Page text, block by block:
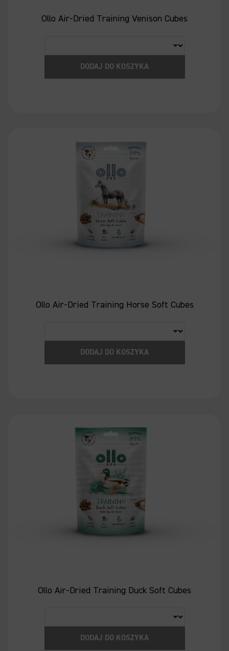
Ollo Air-Dried Training Venison Cubes
DODAJ DO KOSZYKA
Ollo Air-Dried Training Horse Soft Cubes
DODAJ DO KOSZYKA
Ollo Air-Dried Training Duck Soft Cubes
DODAJ DO KOSZYKA